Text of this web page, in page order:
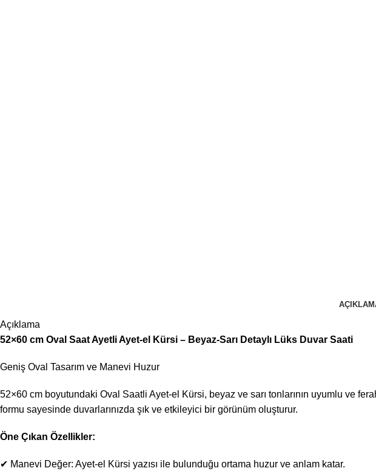
Açıklama
52×60 cm Oval Saat Ayetli Ayet-el Kürsi – Beyaz-Sarı Detaylı Lüks Duvar Saati
Geniş Oval Tasarım ve Manevi Huzur
52×60 cm boyutundaki Oval Saatli Ayet-el Kürsi, beyaz ve sarı tonlarının uyumlu ve
formu sayesinde duvarlarınızda şık ve etkileyici bir görünüm oluşturur.
Öne Çıkan Özellikler:
✔ Manevi Değer: Ayet-el Kürsi yazısı ile bulunduğu ortama huzur ve anlam katar.